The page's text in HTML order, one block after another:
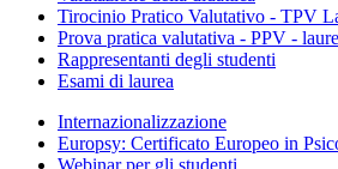
Tirocinio Pratico Valutativo - TPV
Prova pratica valutativa - PPV -
Rappresentanti degli studenti
Esami di laurea
Internazionalizzazione
Europsy: Certificato Europeo in
Webinar per gli studenti